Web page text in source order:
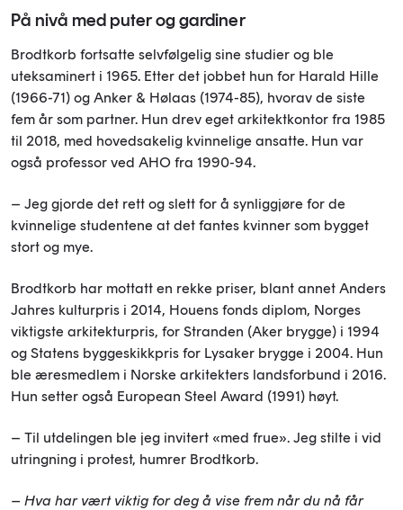
På nivå med puter og gardiner
Brodtkorb fortsatte selvfølgelig sine studier og ble
uteksaminert i 1965. Etter det jobbet hun for Harald Hille
(1966-71) og Anker & Hølaas (1974-85), hvorav de siste
fem år som partner. Hun drev eget arkitektkontor fra 1985
til 2018, med hovedsakelig kvinnelige ansatte. Hun var
også professor ved AHO fra 1990-94.
– Jeg gjorde det rett og slett for å synliggjøre for de
kvinnelige studentene at det fantes kvinner som bygget
stort og mye.
Brodtkorb har mottatt en rekke priser, blant annet Anders
Jahres kulturpris i 2014, Houens fonds diplom, Norges
viktigste arkitekturpris, for Stranden (Aker brygge) i 1994
og Statens byggeskikkpris for Lysaker brygge i 2004. Hun
ble æresmedlem i Norske arkitekters landsforbund i 2016.
Hun setter også European Steel Award (1991) høyt.
– Til utdelingen ble jeg invitert «med frue». Jeg stilte i vid
utringning i protest, humrer Brodtkorb.
– Hva har vært viktig for deg å vise frem når du nå får